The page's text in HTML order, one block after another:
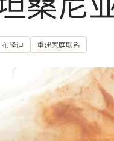
布隆迪 重建家庭联系